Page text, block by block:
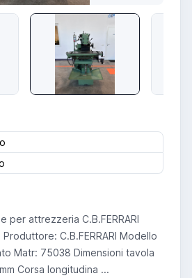
per attrezzeria C.B.FERRARI
C.B.FERRARI Modello
Matr: 75038 Dimensioni tavola
Corsa longitudina ...